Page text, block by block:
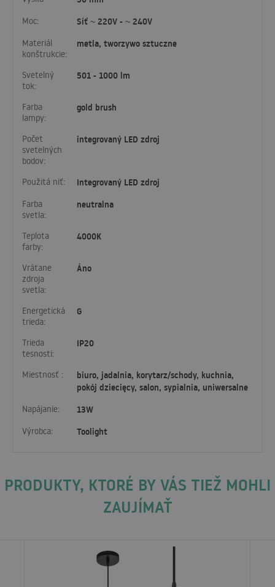
Moc: Síť ~ 220V - ~ 240V
Materiál
konštrukcie:
metla, tworzywo sztuczne
Svetelný
tok:
501 - 1000 lm
Farba
lampy:
gold brush
Počet
svetelných
bodov:
integrovaný LED zdroj
Použitá niť: Integrovaný LED zdroj
Farba
svetla:
neutralna
Teplota
farby:
4000K
Vrátane
zdroja
svetla:
Áno
Energetická
trieda:
G
Trieda
tesnosti:
IP20
Miestnosť :
biuro, jadalnia, korytarz/schody, kuchnia,
pokój dziecięcy, salon, sypialnia, uniwersalne
Napájanie: 13W
Výrobca: Toolight
PRODUKTY, KTORÉ BY VÁS TIEŽ MOHLI
ZAUJÍMAŤ